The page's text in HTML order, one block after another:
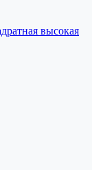
высокая